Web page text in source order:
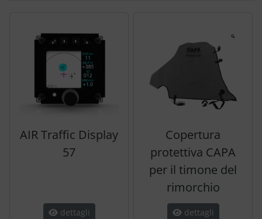
AIR Traffic Display
57
dettagli
Copertura
protettiva CAPA
per il timone del
rimorchio
dettagli